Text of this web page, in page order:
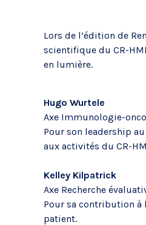
Rhumatologie
Plateaux
Animalerie
Cytométrie en
Lors de l’édition de
scientifique du CR-
en lumière.
Hugo Wurtele
Axe Immunologie-
Pour son leadership
aux activités du CR-
Kelley Kilpatrick
Axe Recherche
Pour sa contribution à
patient.